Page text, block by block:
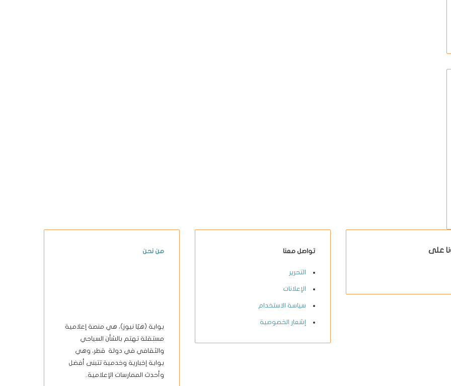
من نحن
بوابة (هيّا نيوز)، هي منصة إعلامية
مستقلة تهتم بالشأن السياحي
والثقافي في دولة قطر، وهي
بوابة إخبارية وخدمية تتبنى أفضل
وأحدث الممارسات الإعلامية.
تواصل معنا
التحرير
الإعلانات
سياسة الاستخدام
إشعار الخصوصية
على